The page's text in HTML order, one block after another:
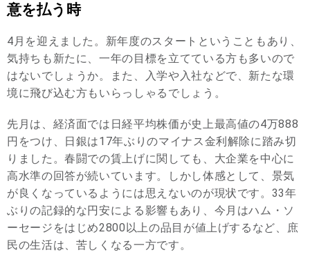
意を払う時
4月を迎えました。新年度のスタートということもあり、
気持ちも新たに、一年の目標を立てている方も多いので
はないでしょうか。また、入学や入社などで、新たな環
境に飛び込む方もいらっしゃるでしょう。
先月は、経済面では日経平均株価が史上最高値の4万888
円をつけ、日銀は17年ぶりのマイナス金利解除に踏み切
りました。春闘での賃上げに関しても、大企業を中心に
高水準の回答が続いています。しかし体感として、景気
が良くなっているようには思えないのが現状です。33年
ぶりの記録的な円安による影響もあり、今月はハム・ソ
ーセージをはじめ2800以上の品目が値上げするなど、庶
民の生活は、苦しくなる一方です。